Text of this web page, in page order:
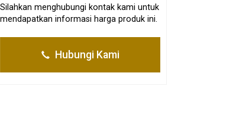
Silahkan menghubungi kontak kami untuk
mendapatkan informasi harga produk ini.
Hubungi Kami